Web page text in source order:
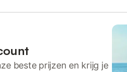
beste prijzen en krijg je